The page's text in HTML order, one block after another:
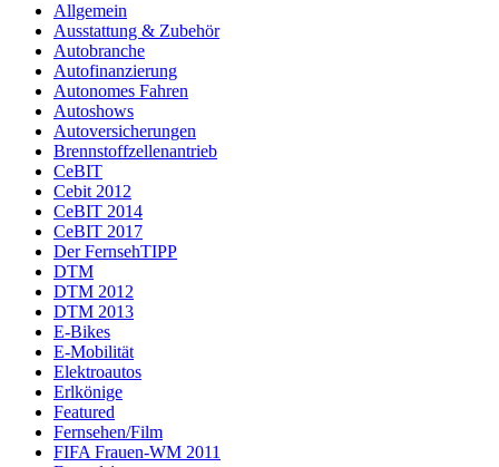
Allgemein
Ausstattung & Zubehör
Autobranche
Autofinanzierung
Autonomes Fahren
Autoshows
Autoversicherungen
Brennstoffzellenantrieb
CeBIT
Cebit 2012
CeBIT 2014
CeBIT 2017
Der FernsehTIPP
DTM
DTM 2012
DTM 2013
E-Bikes
E-Mobilität
Elektroautos
Erlkönige
Featured
Fernsehen/Film
FIFA Frauen-WM 2011